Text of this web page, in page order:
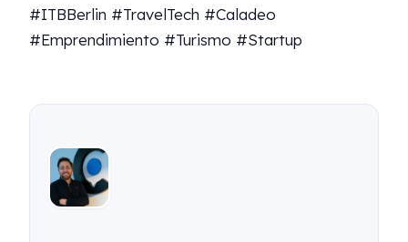
#ITBBerlin #TravelTech #Caladeo
#Emprendimiento #Turismo #Startup